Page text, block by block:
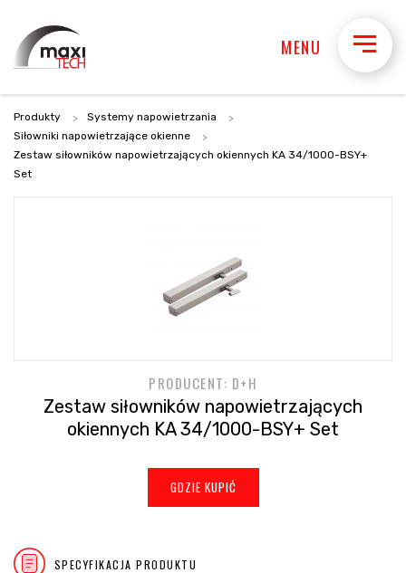
MENU
Produkty
Systemy napowietrzania
Siłowniki napowietrzające okienne
Zestaw siłowników napowietrzających okiennych KA 34/1000-BSY+
Set
PRODUCENT: D+H
Zestaw siłowników napowietrzających
okiennych KA 34/1000-BSY+ Set
GDZIE KUPIĆ
SPECYFIKACJA PRODUKTU